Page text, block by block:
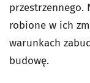
przestrzennego.
robione w ich
warunkach
budowę.